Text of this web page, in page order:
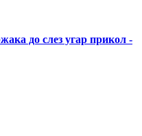
до слез угар прикол -